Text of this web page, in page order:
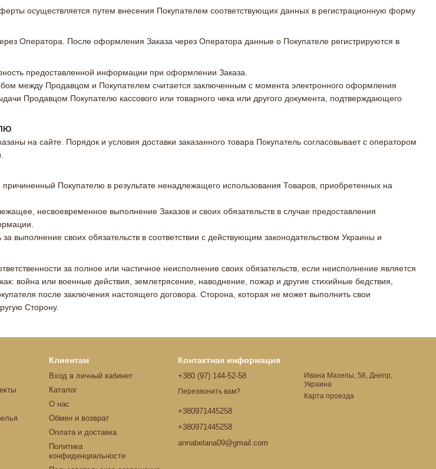
осуществляется путем внесения Покупателем соответствующих данных в регистрационную форму
Оператора. После оформления Заказа через Оператора данные о Покупателе регистрируются в
предоставленной информации при оформлении Заказа.
между Продавцом и Покупателем считается заключенным с момента электронного оформления
Продавцом Покупателю кассового или товарного чека или другого документа, подтверждающего
на сайте. Порядок и условия доставки заказанного товара Покупатель согласовывает с оператором
Покупателю в результате ненадлежащего использования Товаров, приобретенных на
несвоевременное выполнение Заказов и своих обязательств в случае предоставления
выполнение своих обязательств в соответствии с действующим законодательством Украины и
за полное или частичное неисполнение своих обязательств, если неисполнение является
война или военные действия, землетрясение, наводнение, пожар и другие стихийные бедствия,
после заключения настоящего договора. Сторона, которая не может выполнить свои
Сторону.
Клиентам
Вход в личный кабинет
Каталог
О нас
Обмен и возврат
Оплата и доставка
Политика
конфиденциальности
Контактная информация
+380 (97) 144-52-58
Перезвонить вам?
+380971445258
+380971445258
annabelana09@gmail.com
Ивана Мазепы, 58, Днепр,
Украина
Карта проезда